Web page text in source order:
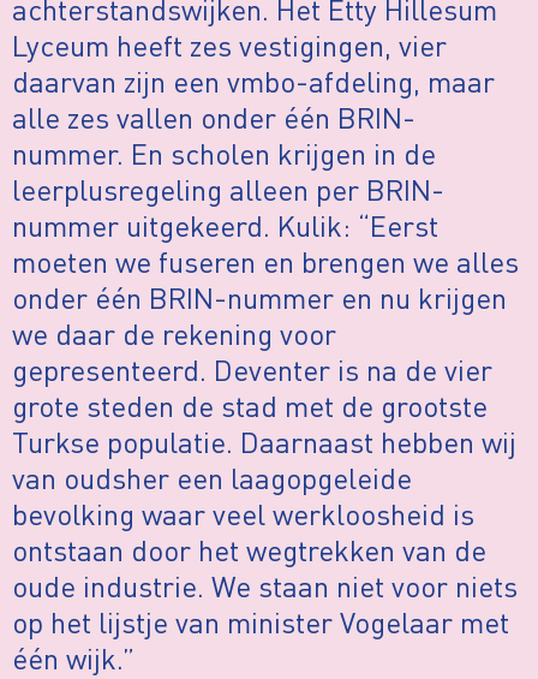
achterstandswijken. Het Etty Hillesum
Lyceum heeft zes vestigingen, vier
daarvan zijn een vmbo-afdeling, maar
alle zes vallen onder één BRIN-
nummer. En scholen krijgen in de
leerplusregeling alleen per BRIN-
nummer uitgekeerd. Kulik: “Eerst
moeten we fuseren en brengen we alles
onder één BRIN-nummer en nu krijgen
we daar de rekening voor
gepresenteerd. Deventer is na de vier
grote steden de stad met de grootste
Turkse populatie. Daarnaast hebben wij
van oudsher een laagopgeleide
bevolking waar veel werkloosheid is
ontstaan door het wegtrekken van de
oude industrie. We staan niet voor niets
op het lijstje van minister Vogelaar met
één wijk.”